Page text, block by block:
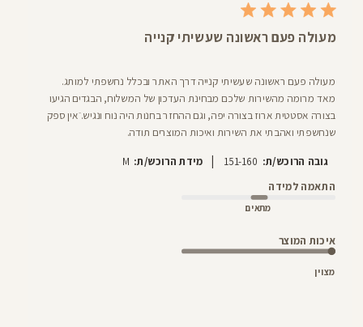
מעולה פעם ראשונה שעשיתי קנייה
מעולה פעם ראשונה שעשיתי קנייה דרך האתר ובכלל נחשפתי למותג.
מאד מרומה מהשירות שלכם מבחינת העדכון של המשלוח, הבגדים הגיעו
בצורה אסטטית ארוז בצורה יפה, וגם ההחזר בחנות היה נוח ונגיש. ֿאין ספק
שנחשפתי ואהבתי את השירות ואיכות המוצרים תודה.
גובה הרוכש/ת: 151-160
| מידת הרוכש/ת: M
התאמה למידה
מתאים
איכות המוצר
מצוין